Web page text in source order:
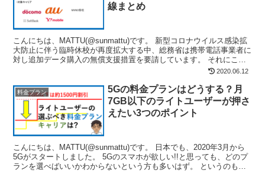
線まとめ
こんにちは、MATTU(@sunmattu)です。 新型コロナウイルス感染拡
大防止に伴う臨時休校が再度拡大する中、総務省は携帯電話事業者に
対し追加データ購入の無償支援措置を要請しています。 それにこた
2020.06.12
料金プラン
5Gの料金プランはどうする？月
7GB以下のライトユーザーが押さ
えたい3つのポイント
こんにちは、MATTU(@sunmattu)です。 日本でも、2020年3月から
5Gがスタートしました。 5Gのスマホが欲しい!!と思っても、どのプ
ランを選べばいいかわからないという方も多いはず。 というのも、